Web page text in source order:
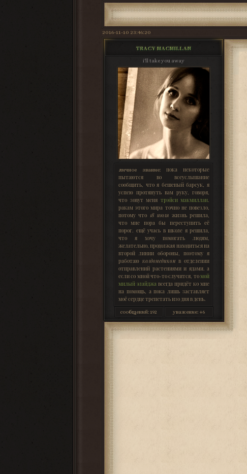
2016-11-10 23:46:20
TRACY MACMILLAN
i'll take you away
личное звание:
пока некоторые
пытаются во всеуслышание
сообщить, что я бешеный барсук, я
успею протянуть вам руку, говоря,
что зовут меня трэйси макмиллан.
ракам этого мира точно не повезло,
потому что 18 июля жизнь решила,
что мне пора бы переступить её
порог. ещё учась в школе я решила,
что я хочу помогать людям,
желательно, продолжая находиться на
второй линии обороны, поэтому я
работаю колдомедиком в отделении
отправлений растениями и ядами. а
если со мной что-то случится, томой
милый элайджа всегда придёт ко мне
на помощь, а пока лишь заставляет
моё сердце трепетать изо дня в день.
сообщений:192 уважение: +6